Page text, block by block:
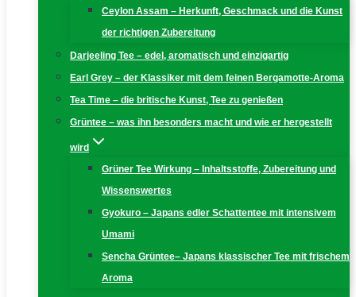
Ceylon Assam – Herkunft, Geschmack und die Kunst
der richtigen Zubereitung
Darjeeling Tee – edel, aromatisch und einzigartig
Earl Grey – der Klassiker mit dem feinen Bergamotte-Aroma
Tea Time – die britische Kunst, Tee zu genießen
Grüntee – was ihn besonders macht und wie er hergestellt
wird
Grüner Tee Wirkung – Inhaltsstoffe, Zubereitung und
Wissenswertes
Gyokuro – Japans edler Schattentee mit intensivem
Umami
Sencha Grüntee– Japans klassischer Tee mit frischem
Aroma